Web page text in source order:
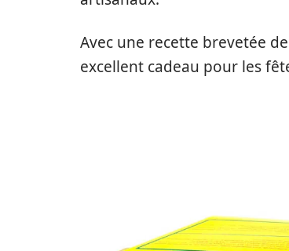
Avec une recette brevetée
excellent cadeau pour les